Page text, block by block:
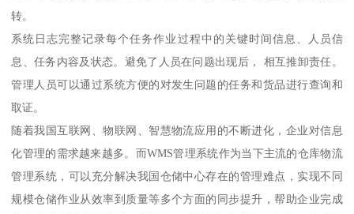
转。
系统日志完整记录每个任务作业过程中的关键时间信息、人员信
息、任务内容及状态。避免了人员在问题出现后， 相互推卸责任。
管理人员可以通过系统方便的对发生问题的任务和货品进行查询和
取证。
随着我国互联网、物联网、智慧物流应用的不断进化，企业对信息
化管理的需求越来越多。而WMS管理系统作为当下主流的仓库物流
管理系统，可以充分解决我国仓储中心存在的管理难点，实现不同
规模仓储作业从效率到质量等多个方面的同步提升，帮助企业完成